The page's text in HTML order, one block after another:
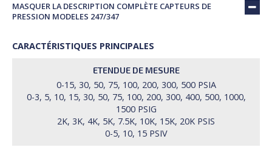
MASQUER LA DESCRIPTION COMPLÈTE CAPTEURS DE
PRESSION MODELES 247/347
CARACTÉRISTIQUES PRINCIPALES
ETENDUE DE MESURE
0-15, 30, 50, 75, 100, 200, 300, 500 PSIA
0-3, 5, 10, 15, 30, 50, 75, 100, 200, 300, 400, 500, 1000,
1500 PSIG
2K, 3K, 4K, 5K, 7.5K, 10K, 15K, 20K PSIS
0-5, 10, 15 PSIV